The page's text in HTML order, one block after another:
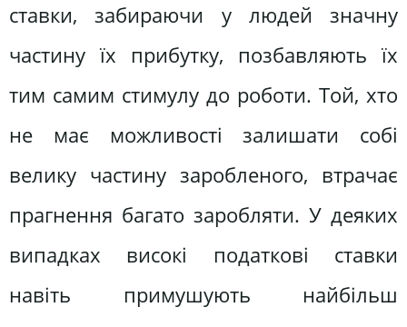
ставки, забираючи у людей значну
частину їх прибутку, позбавляють їх
тим самим стимулу до роботи. Той, хто
не має можливості залишати собі
велику частину заробленого, втрачає
прагнення багато заробляти. У деяких
випадках високі податкові ставки
навіть примушують найбільш